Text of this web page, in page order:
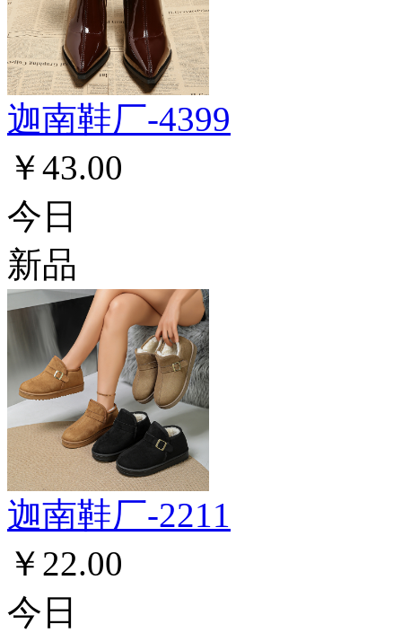
迦南鞋厂-4399
￥43.00
今日
新品
迦南鞋厂-2211
￥22.00
今日